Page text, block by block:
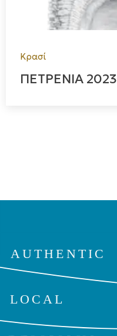
Κρασί
ΠΕΤΡΕΝΙΑ 2023